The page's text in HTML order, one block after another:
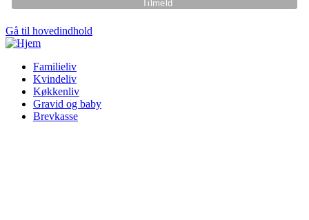
Gå til hovedindhold
Familieliv
Kvindeliv
Køkkenliv
Gravid og baby
Brevkasse